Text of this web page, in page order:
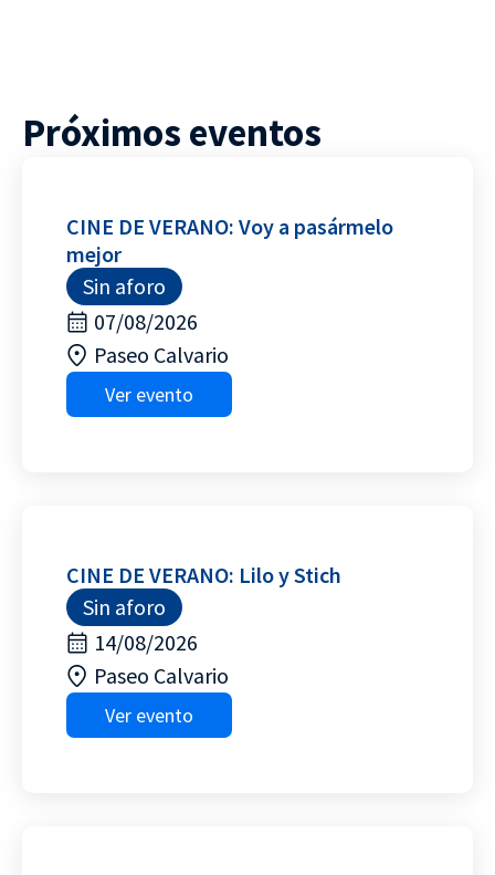
Próximos eventos
CINE DE VERANO: Voy a pasármelo
mejor
Sin aforo
07/08/2026
Paseo Calvario
Ver evento
CINE DE VERANO: Lilo y Stich
Sin aforo
14/08/2026
Paseo Calvario
Ver evento